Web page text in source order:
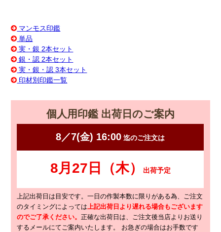
マンモス印鑑
単品
実・銀 2本セット
銀・認 2本セット
実・銀・認 3本セット
印材別印鑑一覧
個人用印鑑 出荷日のご案内
上記出荷日は目安です。一日の作製本数に限りがある為、ご注文
のタイミングによっては 上記出荷日より遅れる場合もございます
のでご了承ください。正確な出荷日は、ご注文後当店よりお送り
するメールにてご案内いたします。 お急ぎの場合はお手数です